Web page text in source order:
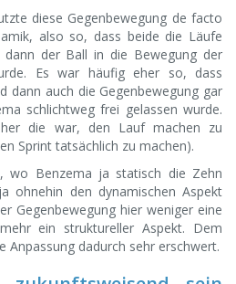
diese Gegenbewegung de facto
also so, dass beide die Läufe
dann der Ball in die Bewegung der
Es war häufig eher so, dass
dann auch die Gegenbewegung gar
schlichtweg frei gelassen wurde.
die war, den Lauf machen zu
Sprint tatsächlich zu machen).
wo Benzema ja statisch die Zehn
ohnehin den dynamischen Aspekt
Gegenbewegung hier weniger eine
ein struktureller Aspekt. Dem
Anpassung dadurch sehr erschwert.